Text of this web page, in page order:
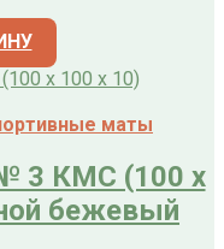
маты
3 КМС (100 х
бежевый